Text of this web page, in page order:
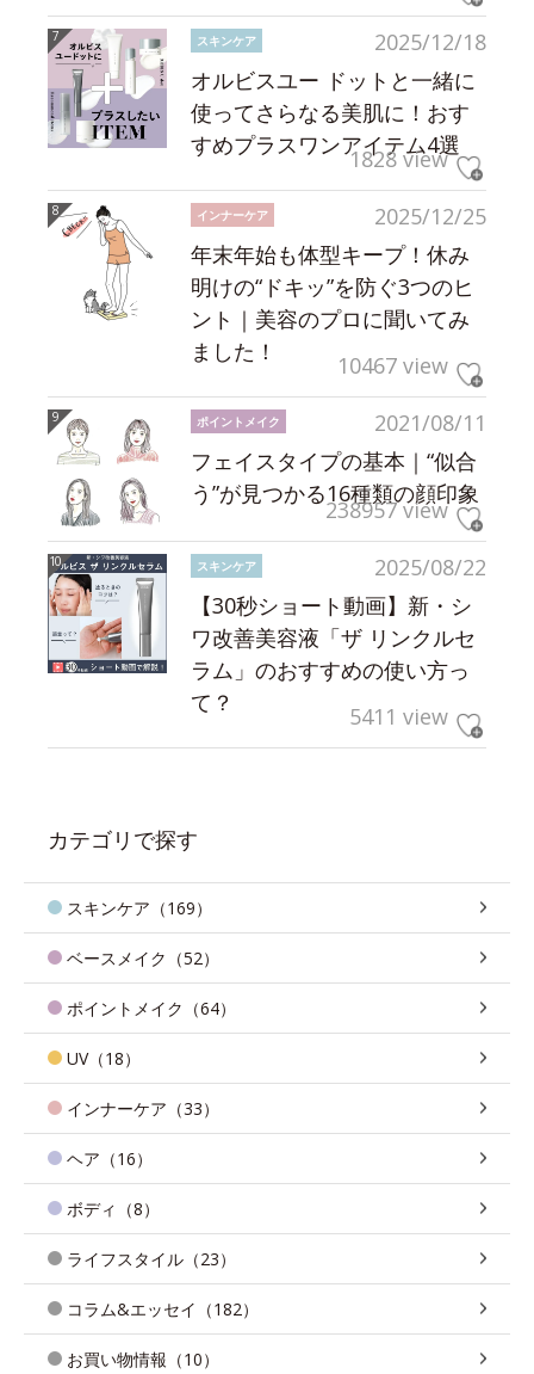
2025/12/18
スキンケア
オルビスユー ドットと一緒に
使ってさらなる美肌に！おす
すめプラスワンアイテム4選
1828 view
2025/12/25
インナーケア
年末年始も体型キープ！休み
明けの“ドキッ”を防ぐ3つのヒ
ント｜美容のプロに聞いてみ
ました！
10467 view
2021/08/11
ポイントメイク
フェイスタイプの基本｜“似合
う”が見つかる16種類の顔印象
238957 view
2025/08/22
スキンケア
【30秒ショート動画】新・シ
ワ改善美容液「ザ リンクルセ
ラム」のおすすめの使い方っ
て？
5411 view
カテゴリで探す
スキンケア（169）
ベースメイク（52）
ポイントメイク（64）
UV（18）
インナーケア（33）
ヘア（16）
ボディ（8）
ライフスタイル（23）
コラム&エッセイ（182）
お買い物情報（10）